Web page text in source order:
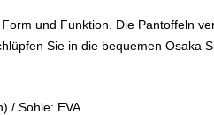
und Funktion. Die Pantoffeln
Sie in die bequemen Osaka
/ Sohle: EVA